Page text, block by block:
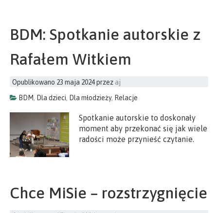
BDM: Spotkanie autorskie z
Rafałem Witkiem
Opublikowano 23 maja 2024przez aj
BDM, Dla dzieci, Dla młodzieży, Relacje
Spotkanie autorskie to doskonały
moment aby przekonać się jak wiele
radości może przynieść czytanie.
Chce MiSie – rozstrzygnięcie